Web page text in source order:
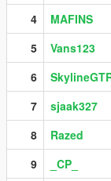
4
MAFINS
5
Vans123
6
7
sjaak327
8
Razed
9
_CP_